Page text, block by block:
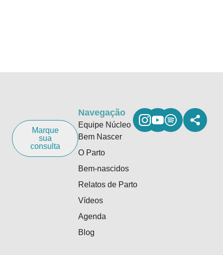
Marque
sua
consulta
Navegação
Equipe Núcleo
Bem Nascer
O Parto
Bem-nascidos
Relatos de Parto
Vídeos
Agenda
Blog